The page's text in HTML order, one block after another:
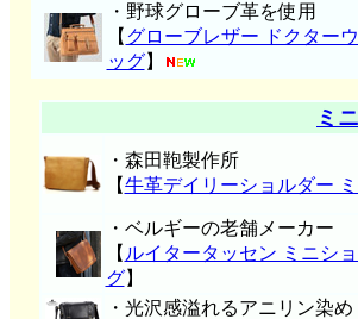
・野球グローブ革を使用
【 グローブレザー ドクター
ッグ】
ミ
・森田鞄製作所
【牛革デイリーショルダー
・ベルギーの老舗メーカー
【 ルイタータッセン ミニシ
グ】
・光沢感溢れるアニリン染め